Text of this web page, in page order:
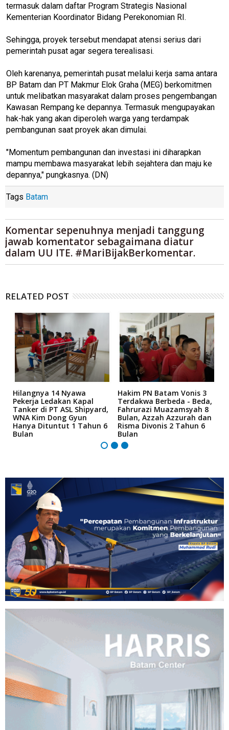
termasuk dalam daftar Program Strategis Nasional
Kementerian Koordinator Bidang Perekonomian RI.
Sehingga, proyek tersebut mendapat atensi serius dari
pemerintah pusat agar segera terealisasi.
Oleh karenanya, pemerintah pusat melalui kerja sama antara
BP Batam dan PT Makmur Elok Graha (MEG) berkomitmen
untuk melibatkan masyarakat dalam proses pengembangan
Kawasan Rempang ke depannya. Termasuk mengupayakan
hak-hak yang akan diperoleh warga yang terdampak
pembangunan saat proyek akan dimulai.
"Momentum pembangunan dan investasi ini diharapkan
mampu membawa masyarakat lebih sejahtera dan maju ke
depannya," pungkasnya. (DN)
Tags Batam
Komentar sepenuhnya menjadi tanggung
jawab komentator sebagaimana diatur
dalam UU ITE. #MariBijakBerkomentar.
RELATED POST
Hilangnya 14 Nyawa
Pekerja Ledakan Kapal
Tanker di PT ASL Shipyard,
WNA Kim Dong Gyun
Hanya Dituntut 1 Tahun 6
Bulan
Hakim PN Batam Vonis 3
Terdakwa Berbeda - Beda,
Fahrurazi Muazamsyah 8
Bulan, Azzah Azzurah dan
Risma Divonis 2 Tahun 6
Bulan